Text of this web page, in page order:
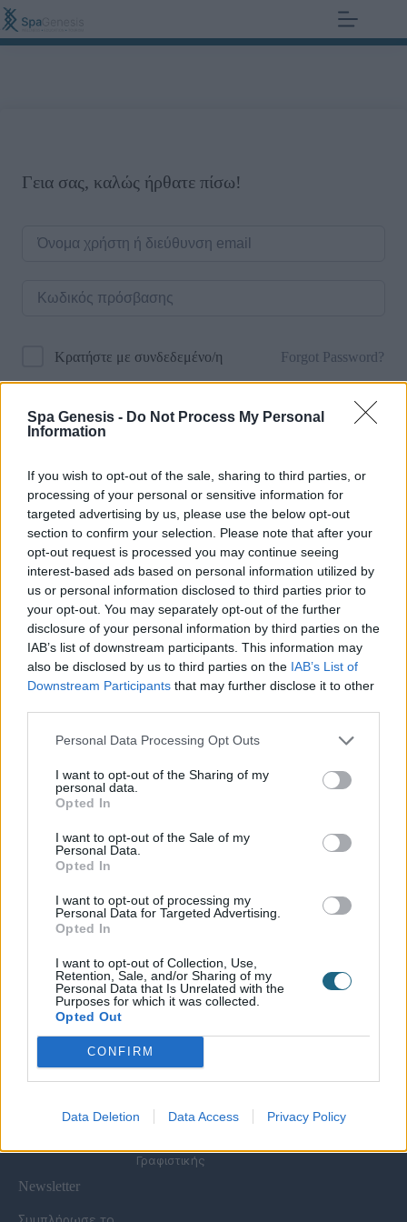
Spa Genesis - Do Not Process My Personal
Information
If you wish to opt-out of the sale, sharing to third parties, or
processing of your personal or sensitive information for
targeted advertising by us, please use the below opt-out
section to confirm your selection. Please note that after your
opt-out request is processed you may continue seeing
interest-based ads based on personal information utilized by
us or personal information disclosed to third parties prior to
your opt-out. You may separately opt-out of the further
disclosure of your personal information by third parties on the
IAB’s list of downstream participants. This information may
also be disclosed by us to third parties on the IAB’s List of
Downstream Participants that may further disclose it to other
Personal Data Processing Opt Outs
I want to opt-out of the Sharing of my
personal data.
Opted In
I want to opt-out of the Sale of my
Personal Data.
Opted In
I want to opt-out of processing my
Personal Data for Targeted Advertising.
Opted In
I want to opt-out of Collection, Use,
Retention, Sale, and/or Sharing of my
Personal Data that Is Unrelated with the
Purposes for which it was collected.
Opted Out
CONFIRM
Data Deletion Data Access Privacy Policy
€
Γεια σας, καλώς ήρθατε πίσω!
Κρατήστε με συνδεδεμένο/η Forgot Password?
Σύνδεση
Δεν έχετε λογαριασμό;Εγγραφείτε Τώρα
+30 210 700 6825
+30 694 9855145
info@spagenesis.gr
Ωράριο Λειτουργίας
Δευ - Παρ: 09:00 - 18:00
Σάββατο: 10:00 - 19:00
Χρήσιμες Σελίδες
Καριέρα
Τα Νέα μας
Απορρήτου
Όροι Χρήσης Eshop
Συχνές Ερωτήσεις
Τρόποι Πληρωμής &
Spa Marketing &
Προσωπικού
Digital Marketing
Wellness Real Estate
Ανακαίνιση Spa
Εξοπλισμός
Γραφιστικής
Εξειδικευμένα
Σεμινάρια
Σεμινάρια
Αισθητικής
Σεμινάρια Μασάζ
Σεμινάρια
Newsletter